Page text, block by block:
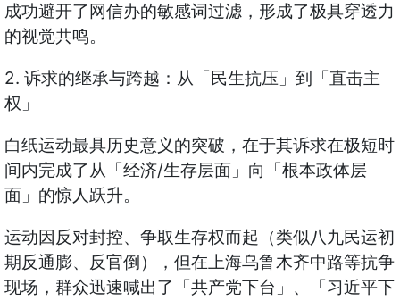
成功避开了网信办的敏感词过滤，形成了极具穿透力
的视觉共鸣。
2. 诉求的继承与跨越：从「民生抗压」到「直击主
权」
白纸运动最具历史意义的突破，在于其诉求在极短时
间内完成了从「经济/生存层面」向「根本政体层
面」的惊人跃升。
运动因反对封控、争取生存权而起（类似八九民运初
期反通膨、反官倒），但在上海乌鲁木齐中路等抗争
现场，群众迅速喊出了「共产党下台」、「习近平下